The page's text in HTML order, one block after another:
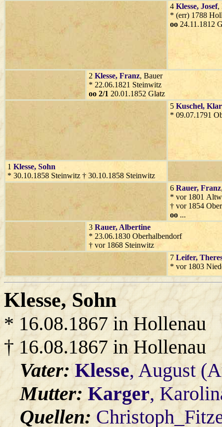
4 Klesse, Josef,
* (err) 1788
oo 24.11.1812
2 Klesse, Franz, Bauer
* 22.06.1821 Steinwitz
oo 2/1 20.01.1852 Glatz
5 Kuschel,
* 09.07.1791
1 Klesse, Sohn
* 30.10.1858 Steinwitz † 30.10.1858 Steinwitz
6 Rauer, Franz
* vor 1801
† vor 1854
oo ...
3 Rauer, Albertine
* 23.06.1830 Oberhalbendorf
† vor 1868 Steinwitz
7 Leifer,
* vor 1803
Klesse, Sohn
* 16.08.1867 in Hollenau
† 16.08.1867 in Hollenau
Vater:Klesse, August
Mutter:Karger,
Quellen: